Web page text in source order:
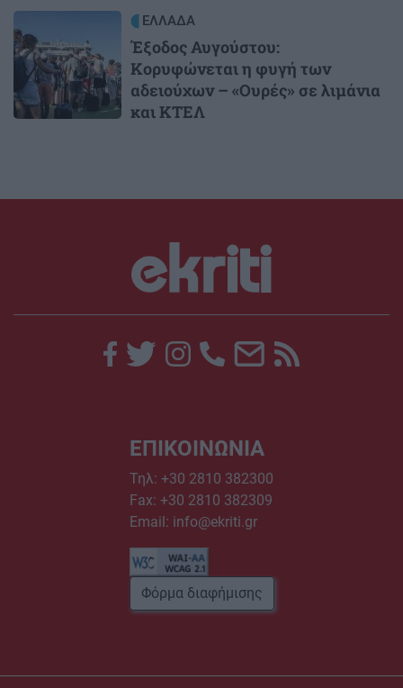
ΕΛΛΑΔΑ
Έξοδος Αυγούστου:
Κορυφώνεται η φυγή των
αδειούχων – «Ουρές» σε λιμάνια
και ΚΤΕΛ
ΕΠΙΚΟΙΝΩΝΙΑ
Τηλ: +30 2810 382300
Fax: +30 2810 382309
Email: info@ekriti.gr
Φόρμα διαφήμισης